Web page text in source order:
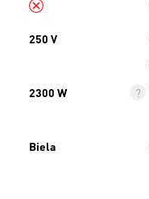
250 V
2300 W
Biela